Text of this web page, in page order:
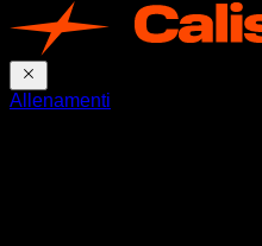
Allenamenti